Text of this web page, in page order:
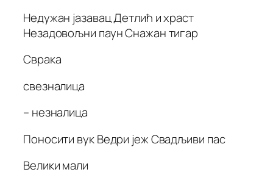
Недужан јазавац Детлић и храст
Незадовољни паун Снажан тигар
Сврака
свезналица
– незналица
Поносити вук Ведри јеж Свадљиви пас
Велики мали